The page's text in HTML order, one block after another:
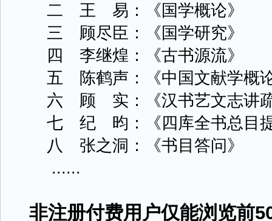
二 王 易：《国学概论》
三 顾尽臣：《国学研究》
四 李继煌：《古书源流》
五 陈鹤声：《中国文献学概
六 顾 实：《汉书艺文志讲
七 纪 昀：《四库全书总目
八 张之洞：《书目答问》
......
非注册付费用户仅能浏览前